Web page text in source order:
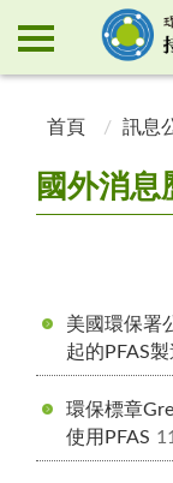
首頁 訊息
國外消息
美國環保署
起的PFAS
環保標章
使用PFAS